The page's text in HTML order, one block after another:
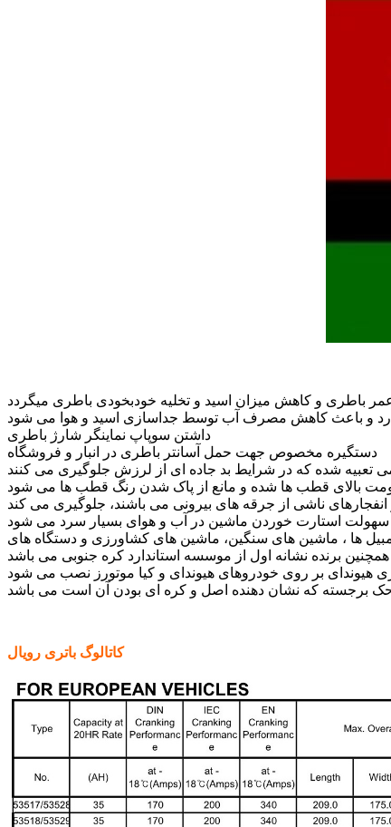
داشتن سوپاپ نماینگر شارژ باطری
دستگیره مخصوص جهت حمل آسانتر باطری در انبار و فروشگاه
کاتالوگ باتری رویال